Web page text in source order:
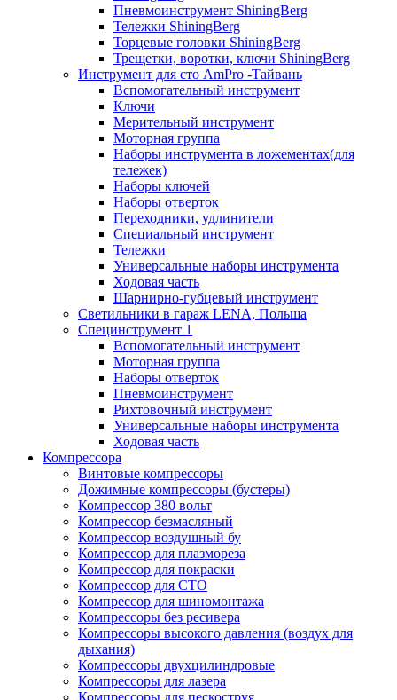
Пневмоинструмент ShiningBerg
Тележки ShiningBerg
Торцевые головки ShiningBerg
Трещетки, воротки, ключи ShiningBerg
Инструмент для сто AmPro -Тайвань
Вспомогательный инструмент
Ключи
Мерительный инструмент
Моторная группа
Наборы инструмента в ложементах(для
тележек)
Наборы ключей
Наборы отверток
Переходники, удлинители
Специальный инструмент
Тележки
Универсальные наборы инструмента
Ходовая часть
Шарнирно-губцевый инструмент
Светильники в гараж LENA, Польша
Специнструмент 1
Вспомогательный инструмент
Моторная группа
Наборы отверток
Пневмоинструмент
Рихтовочный инструмент
Универсальные наборы инструмента
Ходовая часть
Компрессора
Винтовые компрессоры
Дожимные компрессоры (бустеры)
Компрессор 380 вольт
Компрессор безмасляный
Компрессор воздушный бу
Компрессор для плазмореза
Компрессор для покраски
Компрессор для СТО
Компрессор для шиномонтажа
Компрессоры без ресивера
Компрессоры высокого давления (воздух для
дыхания)
Компрессоры двухцилиндровые
Компрессоры для лазера
Компрессоры для пескоструя